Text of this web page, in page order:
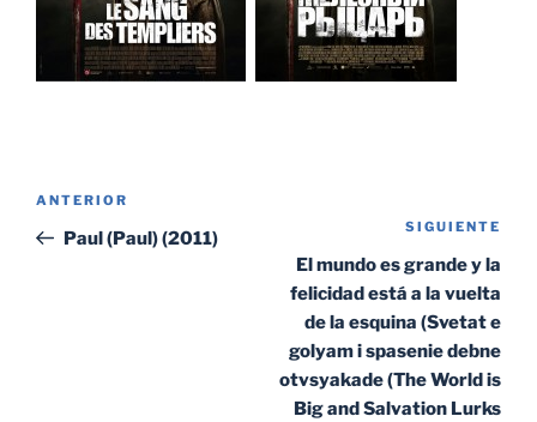
entradas
Entrada
anterior:
ANTERIOR
Paul (Paul) (2011)
SIGUIENTE
El mundo es grande y la
felicidad está a la vuelta
de la esquina (Svetat e
golyam i spasenie debne
otvsyakade (The World is
Big and Salvation Lurks